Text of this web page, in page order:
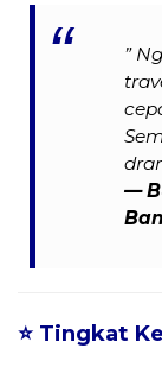
”
—
⭐ Tingkat